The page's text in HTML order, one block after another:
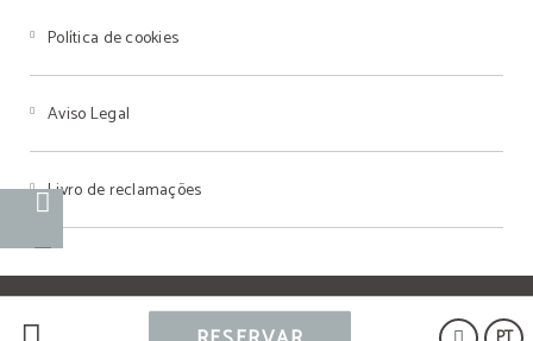
Política de cookies
Aviso Legal
Livro de reclamações
Powered by Keytel